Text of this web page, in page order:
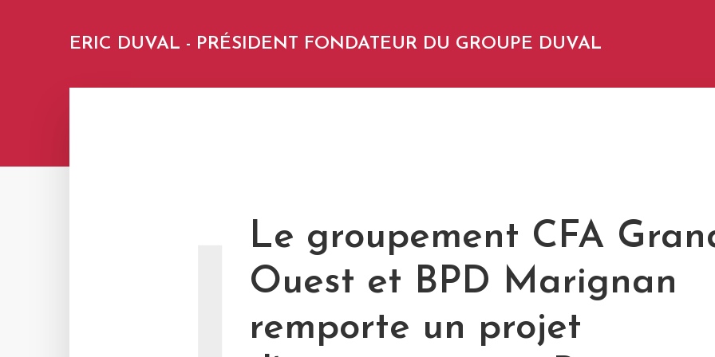
ERIC DUVAL - PRÉSIDENT FONDATEUR DU GROUPE DUVAL
Le groupement CFA
Ouest et BPD Marignan
remporte un projet